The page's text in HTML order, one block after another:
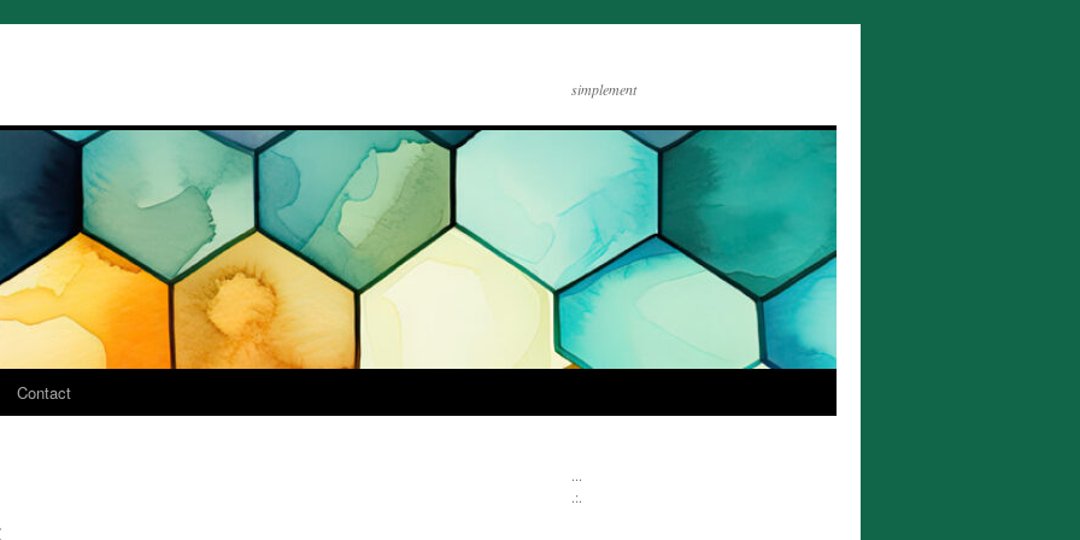
simplement
Contact
...
.:.